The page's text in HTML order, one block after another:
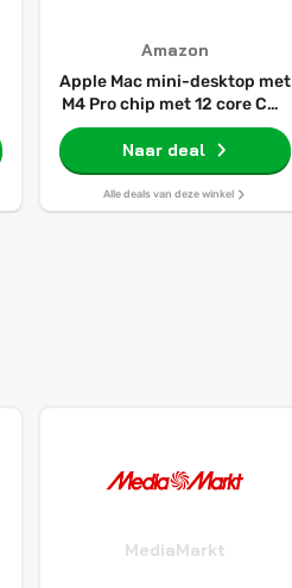
Amazon
Apple Mac mini-desktop met
M4 Pro chip met 12 core CPU
en 16 core GPU: 24 GB
centraal geheugen, 512 GB
SSD-opslag, Gigabit
Ethernet. Werkt met
iPhone/iPad
Naar deal
Alle deals van deze winkel
MediaMarkt